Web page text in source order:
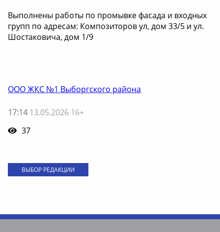
Выполнены работы по промывке фасада и входных
групп по адресам: Композиторов ул, дом 33/5 и ул.
Шостаковича, дом 1/9
ООО ЖКС №1 Выборгского района
17:1413.05.2026 16+
37
ВЫБОР РЕДАКЦИИ